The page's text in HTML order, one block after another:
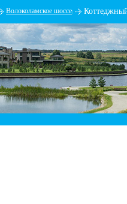
Волоколамское шоссе